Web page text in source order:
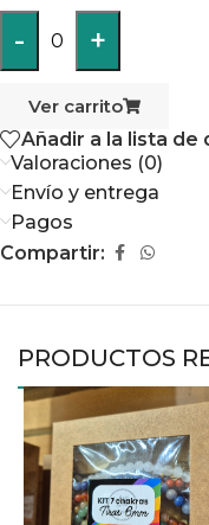
- 0 +
Ver carrito
Añadir a la lista de
Valoraciones (0)
Envío y entrega
Pagos
Compartir:
PRODUCTOS